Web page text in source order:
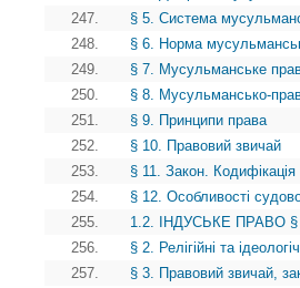
247.
§ 5. Система
248.
§ 6. Норма
249.
§ 7. Мусульманське
250.
§ 8. Мусульмансько-
251.
§ 9. Принципи права
252.
§ 10. Правовий звичай
253.
§ 11. Закон. Кодифікація
254.
§ 12. Особливості
255.
1.2. ІНДУСЬКЕ ПРАВО §
256.
§ 2. Релігійні та
257.
§ 3. Правовий звичай,